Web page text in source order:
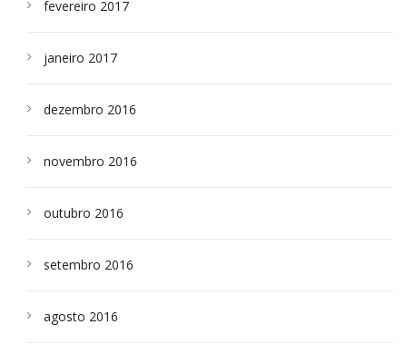
fevereiro 2017
janeiro 2017
dezembro 2016
novembro 2016
outubro 2016
setembro 2016
agosto 2016